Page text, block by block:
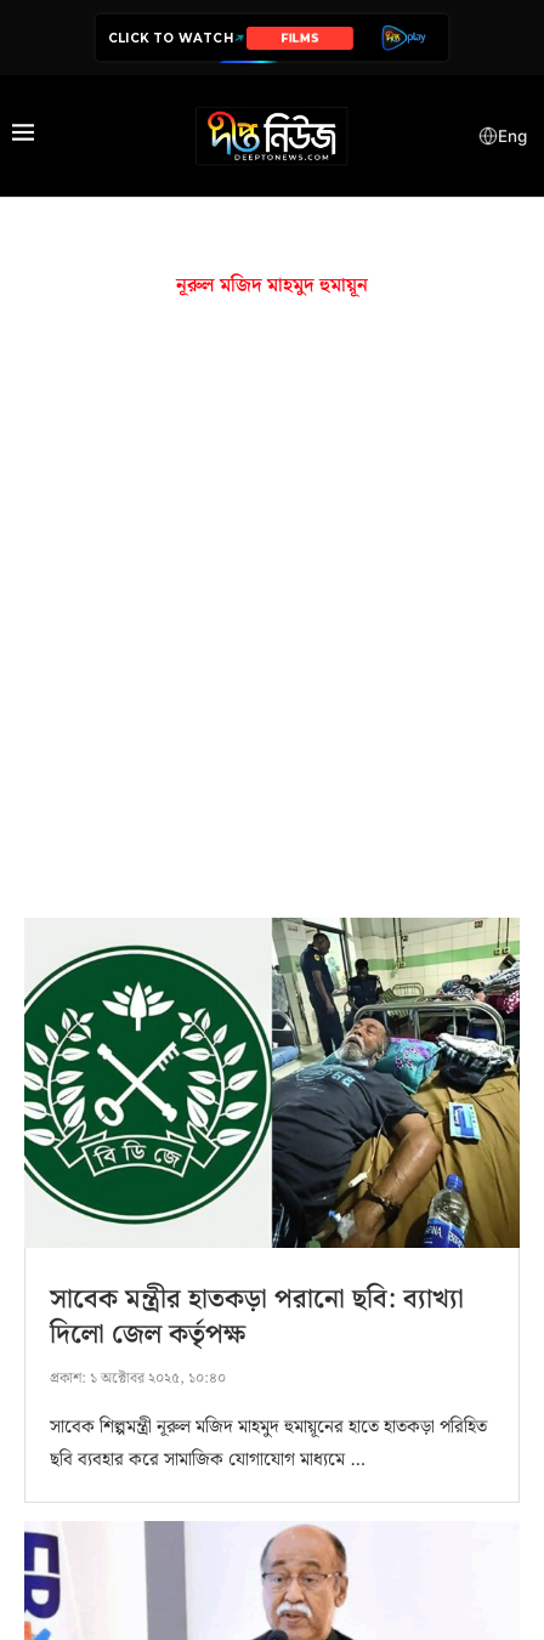
CLICK TO WATCH FILMS
Eng
নূরুল মজিদ মাহমুদ হুমায়ূন
সাবেক মন্ত্রীর হাতকড়া পরানো ছবি: ব্যাখ্যা
দিলো জেল কর্তৃপক্ষ
প্রকাশ: ১ অক্টোবর ২০২৫, ১০:৪০
সাবেক শিল্পমন্ত্রী নূরুল মজিদ মাহমুদ হুমায়ূনের হাতে হাতকড়া পরিহিত
ছবি ব্যবহার করে সামাজিক যোগাযোগ মাধ্যমে …